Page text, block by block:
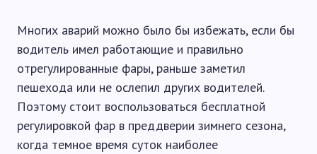
Многих аварий можно было бы избежать, если бы
водитель имел работающие и правильно
отрегулированные фары, раньше заметил
пешехода или не ослепил других водителей.
Поэтому стоит воспользоваться бесплатной
регулировкой фар в преддверии зимнего сезона,
когда темное время суток наиболее